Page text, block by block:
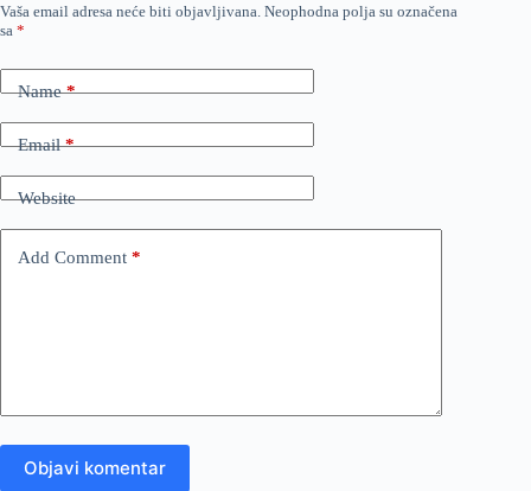
Vaša email adresa neće biti objavljivana. Neophodna polja su označena
sa *
Name*
Email*
Website
Add Comment *
Objavi komentar